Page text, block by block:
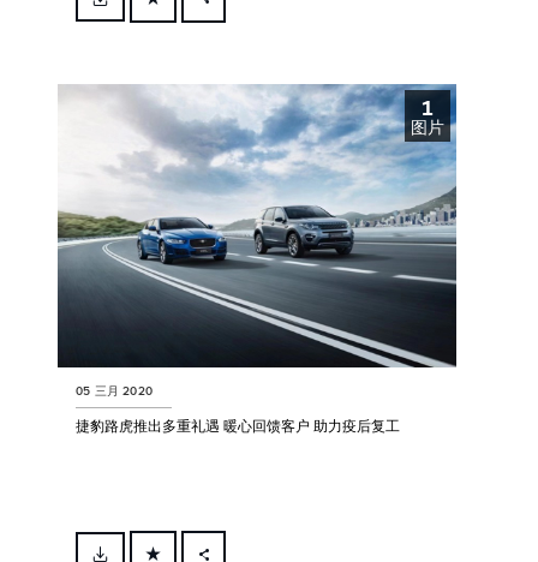
FACEBOOK
LINKEDIN
SHARE
1
图片
05 三月 2020
捷豹路虎推出多重礼遇 暖心回馈客户 助力疫后复工